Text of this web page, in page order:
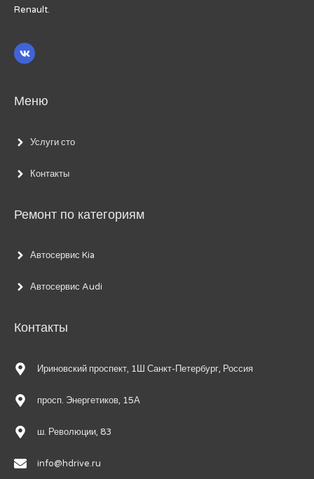
Renault.
Меню
Услуги сто
Контакты
Ремонт по категориям
Автосервис Kia
Автосервис Audi
Контакты
Ириновский проспект, 1Ш Санкт-Петербург, Россия
просп. Энергетиков, 15А
ш. Революции, 83
info@hdrive.ru